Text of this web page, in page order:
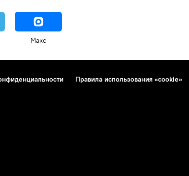
Макс
Правила использования «cookie»